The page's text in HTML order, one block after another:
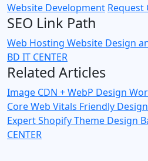
Website Development Request
SEO Link Path
Web Hosting Website Design
BD IT CENTER
Related Articles
Image CDN + WebP Design
Core Web Vitals Friendly Design
ExpertShopify Theme Design
CENTER